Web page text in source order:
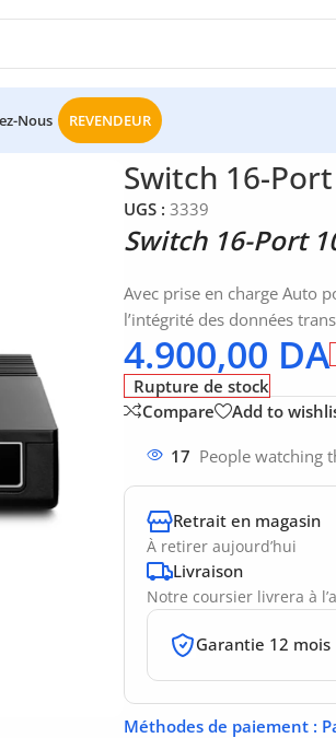
Nous REVENDEUR
Switch 16-
UGS : 3339
Switch 16-Port
Avec prise en charge Auto
l’intégrité des données
4.900,00 DA
Rupture de stock
Compare
Add to
17 People watching
Retrait en magasin
À retirer aujourd’hui
Livraison
Notre coursier livrera à
Garantie 12 mois
Méthodes de paiement :